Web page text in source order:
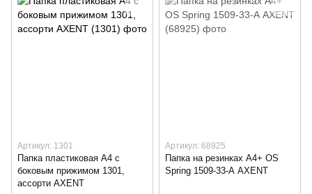
Артикул: 1301
Папка пластиковая А4 с
боковым прижимом 1301,
ассорти AXENT
Артикул: 68925
Папка на резинках А4+ OS
Spring 1509-33-А AXENT